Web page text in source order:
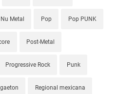
Nu Metal Pop Pop PUNK
Post-Metal
Progressive Rock Punk
Regional mexicana